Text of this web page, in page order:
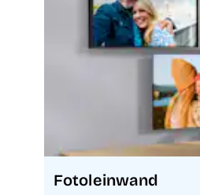
Fotoleinwand